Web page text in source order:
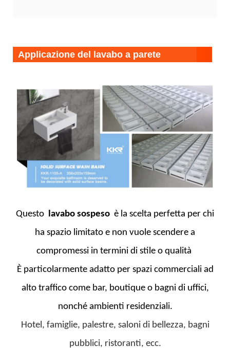
Applicazione del lavabo a parete
Questo lavabo sospeso è la scelta perfetta per chi
ha spazio limitato e non vuole scendere a
compromessi in termini di stile o qualità
È particolarmente adatto per spazi commerciali ad
alto traffico come bar, boutique o bagni di uffici,
nonché ambienti residenziali.
Hotel, famiglie, palestre, saloni di bellezza, bagni
pubblici, ristoranti, ecc.